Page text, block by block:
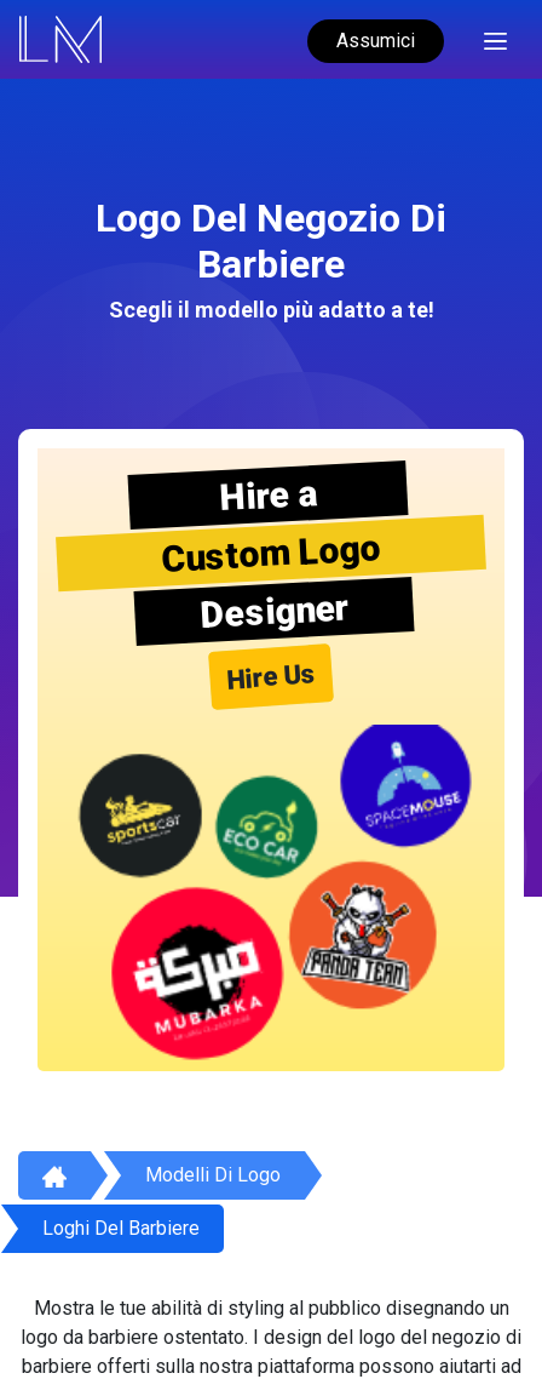
Assumici
Logo Del Negozio Di
Barbiere
Scegli il modello più adatto a te!
Hire a
Custom Logo
Designer
Hire Us
Modelli Di Logo
Loghi Del Barbiere
Mostra le tue abilità di styling al pubblico disegnando un
logo da barbiere ostentato. I design del logo del negozio di
barbiere offerti sulla nostra piattaforma possono aiutarti ad